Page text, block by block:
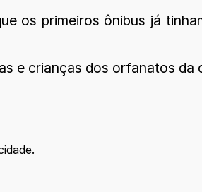
os primeiros ônibus já
e crianças dos orfanatos da